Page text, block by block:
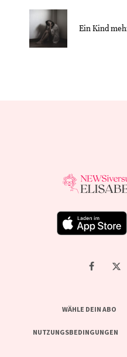
Ein Kind
WÄHLE DEIN ABO
NUTZUNGSBEDINGUNGEN